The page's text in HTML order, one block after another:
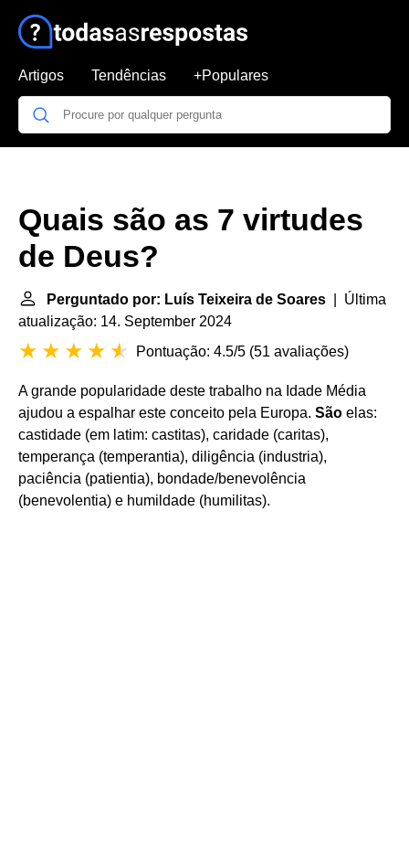
Artigos Tendências +Populares
Quais são as 7 virtudes
de Deus?
Perguntado por: Luís Teixeira de Soares | Última
atualização: 14. September 2024
Pontuação: 4.5/5 (51 avaliações)
A grande popularidade deste trabalho na Idade Média
ajudou a espalhar este conceito pela Europa. São elas:
castidade (em latim: castitas), caridade (caritas),
temperança (temperantia), diligência (industria),
paciência (patientia), bondade/benevolência
(benevolentia) e humildade (humilitas).